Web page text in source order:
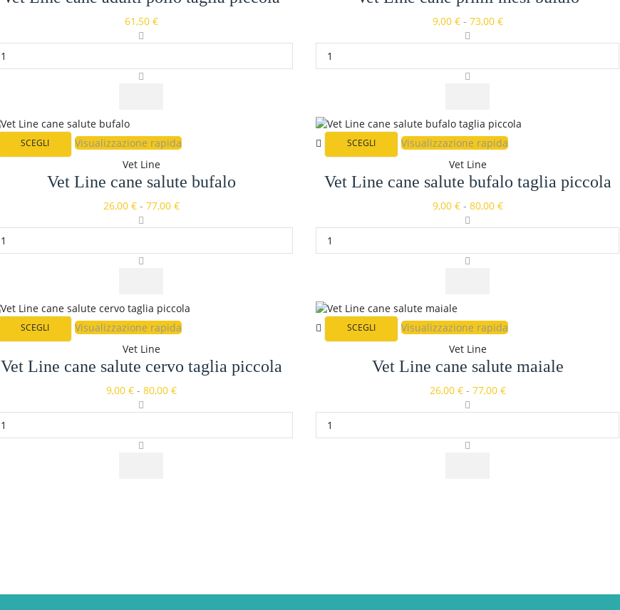
61,50 € 9,00 € - 73,00 €
SCEGLI
Visualizzazione rapida
Vet Line
Vet Line cane salute bufalo
26,00 € - 77,00 €
SCEGLI
Visualizzazione rapida
Vet Line
Vet Line cane salute bufalo taglia piccola
9,00 € - 80,00 €
SCEGLI
Visualizzazione rapida
Vet Line
Vet Line cane salute cervo taglia piccola
9,00 € - 80,00 €
SCEGLI
Visualizzazione rapida
Vet Line
Vet Line cane salute maiale
26,00 € - 77,00 €